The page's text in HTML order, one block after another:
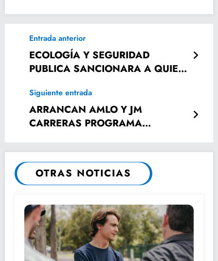
Entrada anterior
ECOLOGÍA Y SEGURIDAD
PUBLICA SANCIONARA A QUIEN
Siguiente entrada
ARRANCAN AMLO Y JM
CARRERAS PROGRAMA
ALIMENTARIA EN SLP
OTRAS NOTICIAS